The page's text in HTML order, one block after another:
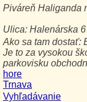
Vyhľadávanie
Piváreň Haliganda
Ulica: Halenárska 6
Ako sa tam dostať:
Je to za vysokou
parkovisku
hore
Trnava